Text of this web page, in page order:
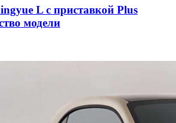
L с приставкой Plus
модели